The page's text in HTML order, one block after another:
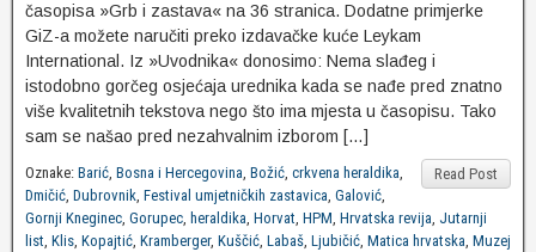
časopisa »Grb i zastava« na 36 stranica. Dodatne primjerke
GiZ-a možete naručiti preko izdavačke kuće Leykam
International. Iz »Uvodnika« donosimo: Nema slađeg i
istodobno gorčeg osjećaja urednika kada se nađe pred znatno
više kvalitetnih tekstova nego što ima mjesta u časopisu. Tako
sam se našao pred nezahvalnim izborom […]
Read Post
Oznake: Barić, Bosna i Hercegovina, Božić, crkvena heraldika,
Dmičić, Dubrovnik, Festival umjetničkih zastavica, Galović,
Gornji Kneginec, Gorupec, heraldika, Horvat, HPM, Hrvatska revija, Jutarnji
list, Klis, Kopajtić, Kramberger, Kuščić, Labaš, Ljubičić, Matica hrvatska, Muzej